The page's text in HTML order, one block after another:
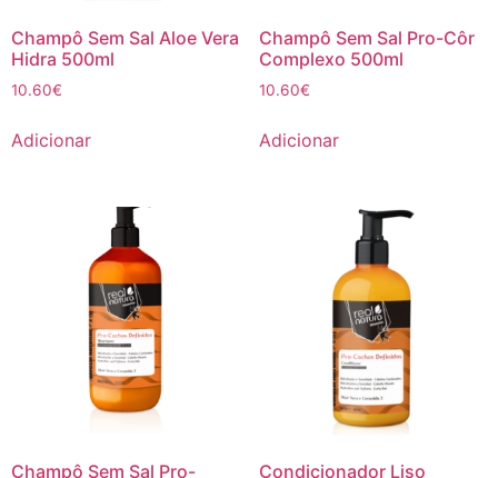
Champô Sem Sal Aloe Vera
Hidra 500ml
10.60€
Adicionar
Champô Sem Sal Pro-Côr
Complexo 500ml
10.60€
Adicionar
Champô Sem Sal Pro- Condicionador Liso